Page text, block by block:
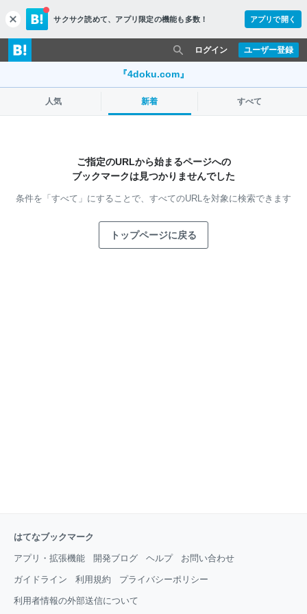
c
l
o
s
サクサク読めて、 アプリ限定の機能も多数！ アプリで開く
ユーザー登録
ログイン
『4doku.com』
人気 新着 すべて
ご指定のURLから始まるページへの
ブックマークは見つかりませんでした
条件を「すべて」にすることで、 すべてのURLを対象に検索できます
トップページに戻る
はてなブックマーク
アプリ・拡張機能 開発ブログ ヘルプ お問い合わせ
ガイドライン 利用規約 プライバシーポリシー
利用者情報の外部送信について